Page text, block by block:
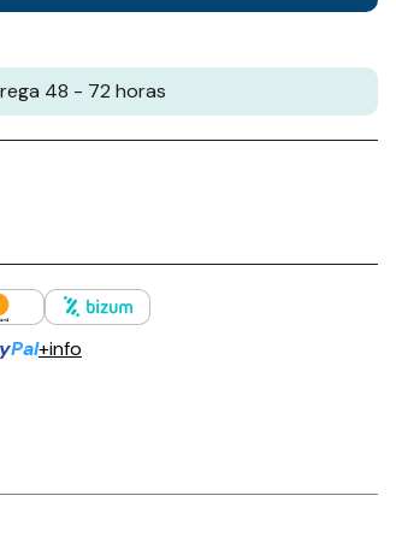
48 - 72 horas
en tu lista de comparación: 0 / 4
Pal+info